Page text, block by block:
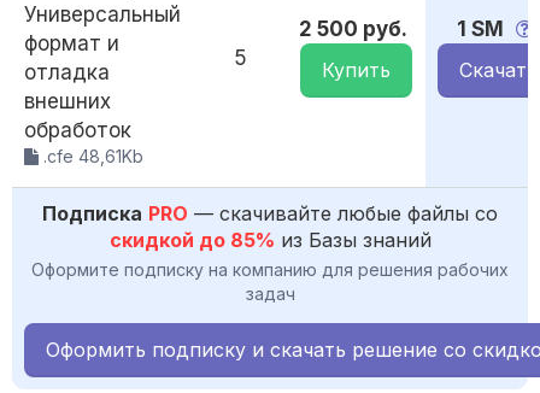
Универсальный
формат и
отладка
внешних
обработок
.cfe 48,61Kb
5
2 500 руб.
Купить
1 SM
Скачать
Подписка PRO — скачивайте любые файлы со
скидкой до 85% из Базы знаний
Оформите подписку на компанию для решения рабочих
задач
Оформить подписку и скачать решение со